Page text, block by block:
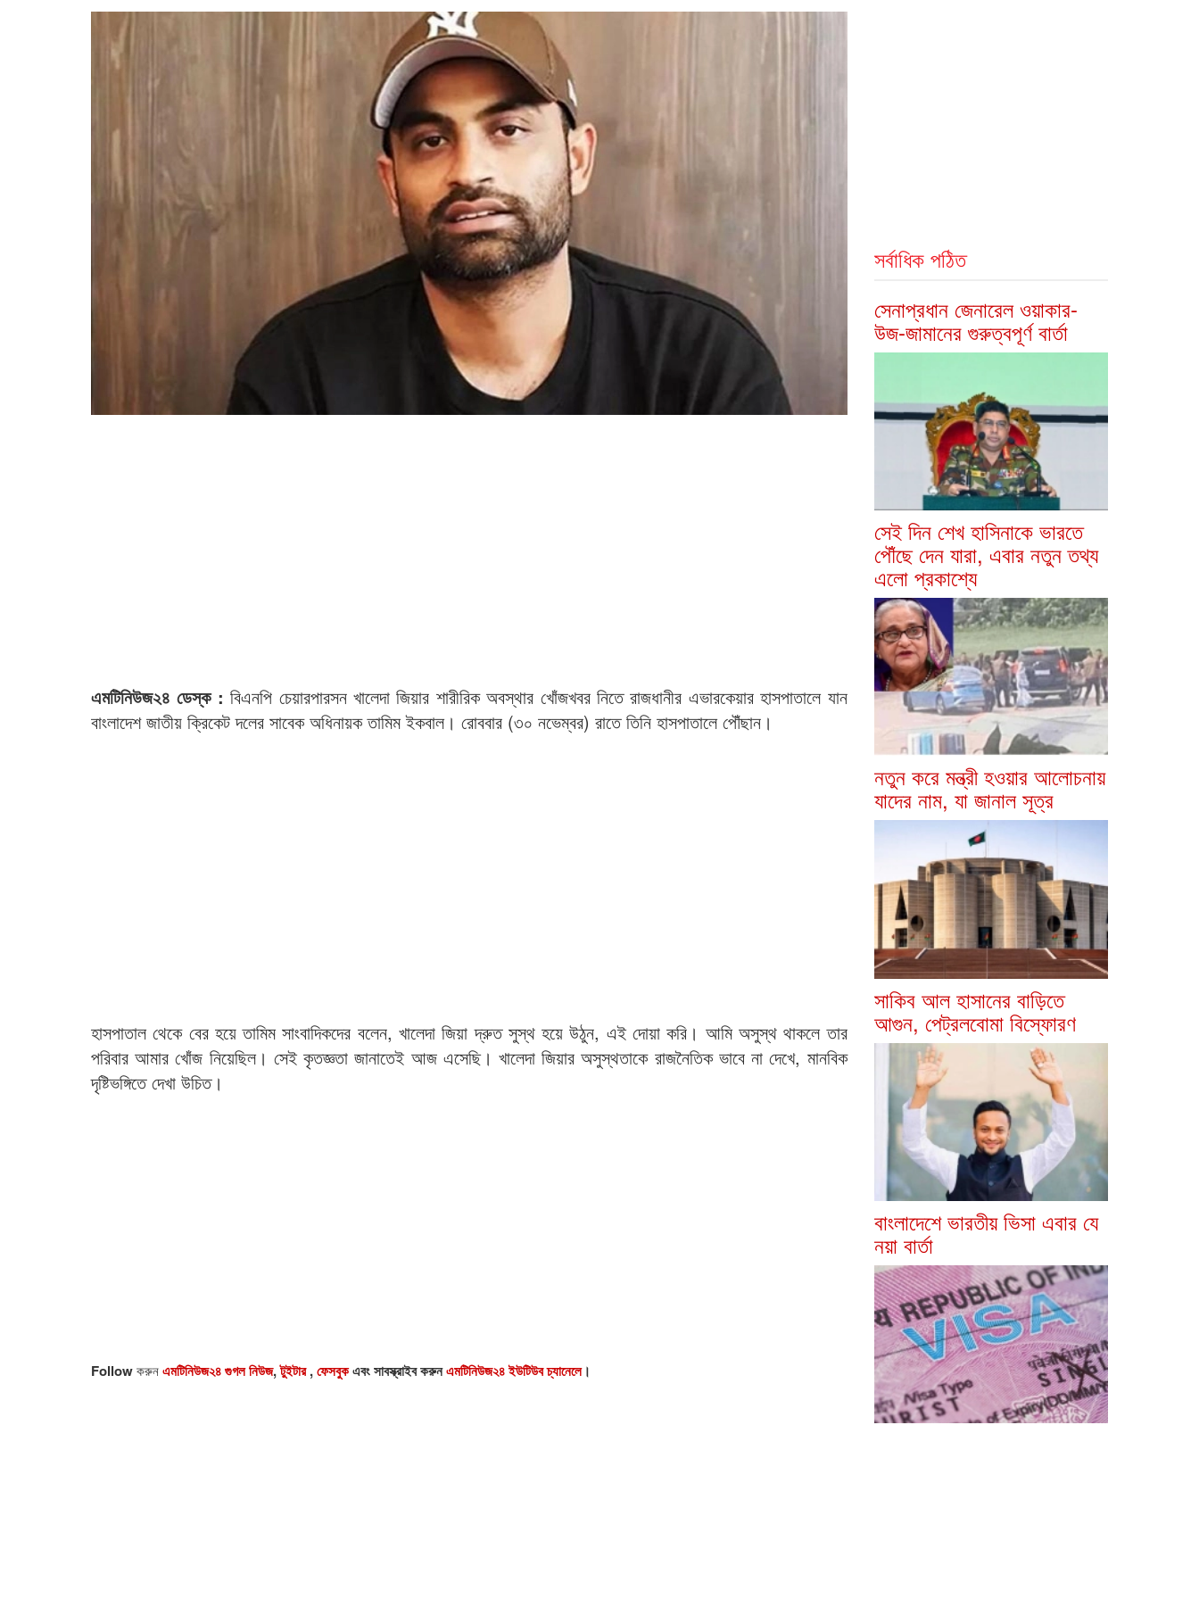
এমটিনিউজ২৪ ডেস্ক :বিএনপি চেয়ারপারসন খালেদা জিয়ার শারীরিক অবস্থার খোঁজখবর নিতে রাজধানীর এভারকেয়ার হাসপাতালে যান
বাংলাদেশ জাতীয় ক্রিকেট দলের সাবেক অধিনায়ক তামিম ইকবাল। রোববার (৩০ নভেম্বর) রাতে তিনি হাসপাতালে পৌঁছান।
হাসপাতাল থেকে বের হয়ে তামিম সাংবাদিকদের বলেন, খালেদা জিয়া দ্রুত সুস্থ হয়ে উঠুন, এই দোয়া করি। আমি অসুস্থ থাকলে তার
পরিবার আমার খোঁজ নিয়েছিল। সেই কৃতজ্ঞতা জানাতেই আজ এসেছি। খালেদা জিয়ার অসুস্থতাকে রাজনৈতিক ভাবে না দেখে, মানবিক
দৃষ্টিভঙ্গিতে দেখা উচিত।
Followকরুনএমটিনিউজ২৪ গুগল নিউজ,টুইটার,ফেসবুকএবং সাবস্ক্রাইব করুনএমটিনিউজ২৪ ইউটিউব চ্যানেলে।
সর্বাধিক পঠিত
সেনাপ্রধান জেনারেল ওয়াকার-
উজ-জামানের গুরুত্বপূর্ণ বার্তা
সেই দিন শেখ হাসিনাকে ভারতে
পৌঁছে দেন যারা, এবার নতুন তথ্য
এলো প্রকাশ্যে
নতুন করে মন্ত্রী হওয়ার আলোচনায়
যাদের নাম, যা জানাল সূত্র
সাকিব আল হাসানের বাড়িতে
আগুন, পেট্রলবোমা বিস্ফোরণ
বাংলাদেশে ভারতীয় ভিসা এবার যে
নয়া বার্তা